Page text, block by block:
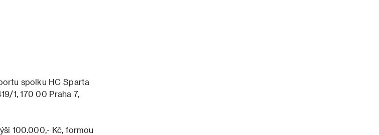
spolku HC Sparta
1, 170 00 Praha 7,
100.000,- Kč, formou